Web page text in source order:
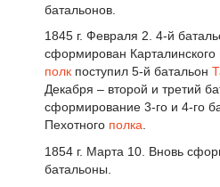
батальонов.
1845 г. Февраля 2. 4-й
сформирован Карталинского
полк поступил 5-й батальон
Декабря – второй и третий
сформирование 3-го и 4-го
Пехотного полка.
1854 г. Марта 10. Вновь
батальоны.